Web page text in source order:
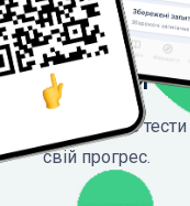
мати
функцій
ПДР, проходьте
свій прогрес.